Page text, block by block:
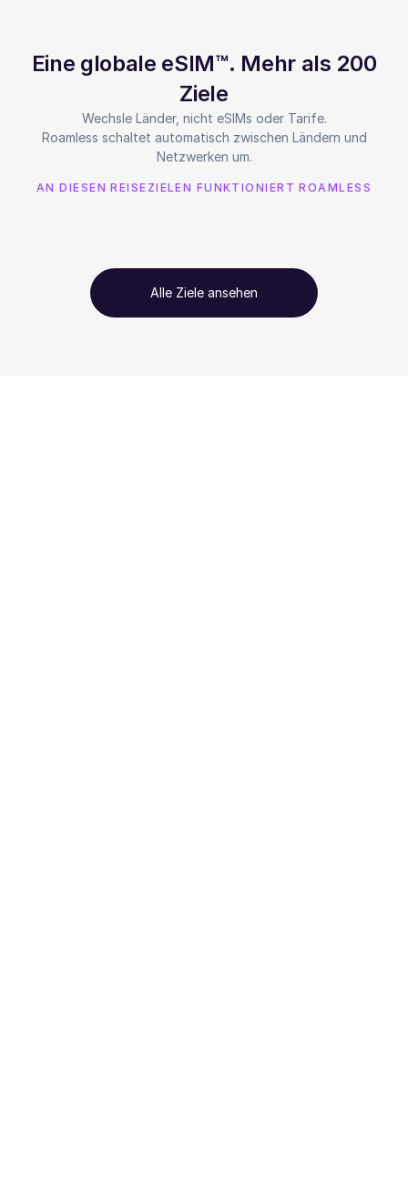
Eine globale eSIM™. Mehr als 200
Ziele
Wechsle Länder, nicht eSIMs oder Tarife.
Roamless schaltet automatisch zwischen Ländern und
Netzwerken um.
AN DIESEN REISEZIELEN FUNKTIONIERT ROAMLESS
Alle Ziele ansehen